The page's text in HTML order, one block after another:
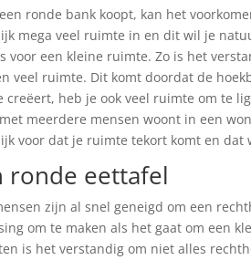
ronde bank koopt, kan het
mega veel ruimte in en dit wil je
voor een kleine ruimte. Zo is het
veel ruimte. Dit komt doordat de
creëert, heb je ook veel ruimte om te
meerdere mensen woont in een
voor dat je ruimte tekort komt en dat
ronde eettafel
zijn al snel geneigd om een
om te maken als het gaat om een
is het verstandig om niet alles